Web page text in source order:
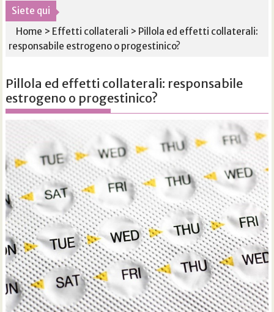
Siete qui
Home > Effetti collaterali > Pillola ed effetti collaterali:
responsabile estrogeno o progestinico?
Pillola ed effetti collaterali: responsabile
estrogeno o progestinico?